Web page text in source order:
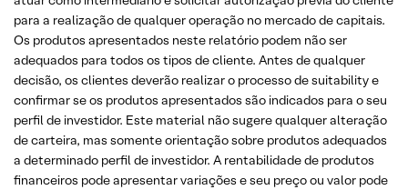
para a realização de qualquer operação no mercado de capitais.
Os produtos apresentados neste relatório podem não ser
adequados para todos os tipos de cliente. Antes de qualquer
decisão, os clientes deverão realizar o processo de suitability e
confirmar se os produtos apresentados são indicados para o seu
perfil de investidor. Este material não sugere qualquer alteração
de carteira, mas somente orientação sobre produtos adequados
a determinado perfil de investidor. A rentabilidade de produtos
financeiros pode apresentar variações e seu preço ou valor pode